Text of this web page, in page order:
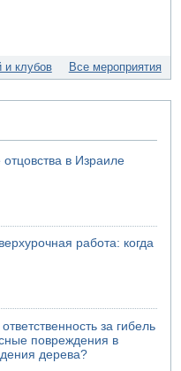
и клубов Все мероприятия
в Израиле
работа: когда
за гибель
повреждения в
дерева?